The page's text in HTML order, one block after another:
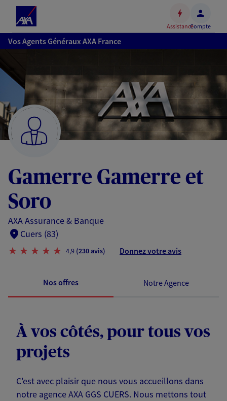
Accéder
au
Accéder
au
pied
de
page
AssistanceCompte
Vos Agents Généraux AXA France
Gamerre Gamerre et
Soro
AXA Assurance & Banque
Cuers (83)
4,9 (230 avis) Donnez votre avis
Nos offres Notre Agence
À vos côtés, pour tous vos
projets
C'est avec plaisir que nous vous accueillons dans
notre agence AXA GGS CUERS. Nous mettons tout